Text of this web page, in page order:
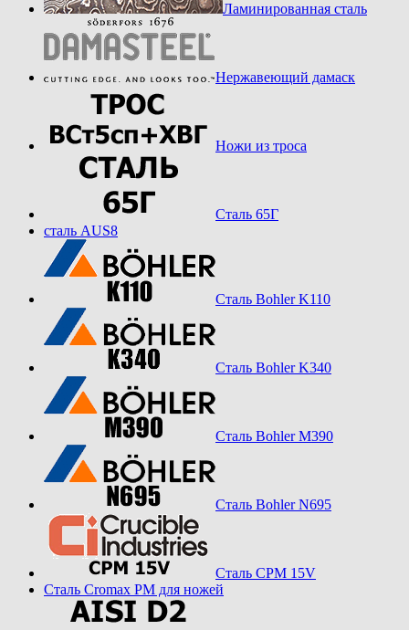
Ламинированная сталь
Нержавеющий дамаск
Ножи из троса
Сталь 65Г
сталь AUS8
Сталь Bohler K110
Сталь Bohler K340
Сталь Bohler M390
Сталь Bohler N695
Сталь CPM 15V
Сталь Cromax PM для ножей